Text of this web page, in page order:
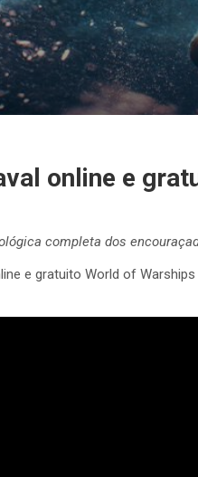
online e
completa dos
e gratuito World of